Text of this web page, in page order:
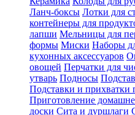
Ланч-боксы Лотки для
контейнеры для
лапши Мельницы для
формы Миски Наборы
кухонных аксессуаров
овощей Перчатки для
утварь Подносы
Подставки и прихватки
Приготовление
доски Сита и дуршлаги